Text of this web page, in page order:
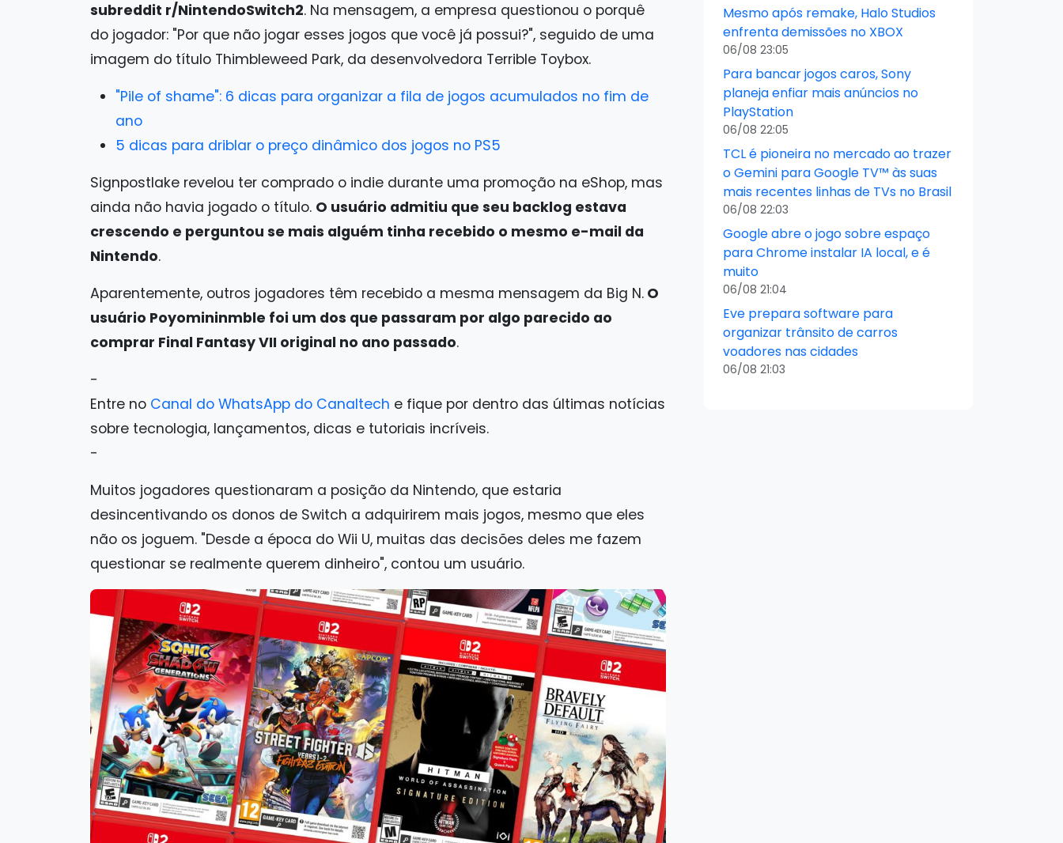
subreddit r/NintendoSwitch2. Na mensagem, a empresa questionou o porquê
do jogador: "Por que não jogar esses jogos que você já possui?", seguido de uma
imagem do título Thimbleweed Park, da desenvolvedora Terrible Toybox.
"Pile of shame": 6 dicas para organizar a fila de jogos acumulados no fim de
ano
5 dicas para driblar o preço dinâmico dos jogos no PS5
Signpostlake revelou ter comprado o indie durante uma promoção na eShop, mas
ainda não havia jogado o título. O usuário admitiu que seu backlog estava
crescendo e perguntou se mais alguém tinha recebido o mesmo e-mail da
Nintendo.
Aparentemente, outros jogadores têm recebido a mesma mensagem da Big N. O
usuário Poyomininmble foi um dos que passaram por algo parecido ao
comprar Final Fantasy VII original no ano passado.
-
Entre no Canal do WhatsApp do Canaltech e fique por dentro das últimas notícias
sobre tecnologia, lançamentos, dicas e tutoriais incríveis.
-
Muitos jogadores questionaram a posição da Nintendo, que estaria
desincentivando os donos de Switch a adquirirem mais jogos, mesmo que eles
não os joguem. "Desde a época do Wii U, muitas das decisões deles me fazem
questionar se realmente querem dinheiro", contou um usuário.
Mesmo após remake, Halo Studios
enfrenta demissões no XBOX
06/08 23:05
Para bancar jogos caros, Sony
planeja enfiar mais anúncios no
PlayStation
06/08 22:05
TCL é pioneira no mercado ao trazer
o Gemini para Google TV™ às suas
mais recentes linhas de TVs no Brasil
06/08 22:03
Google abre o jogo sobre espaço
para Chrome instalar IA local, e é
muito
06/08 21:04
Eve prepara software para
organizar trânsito de carros
voadores nas cidades
06/08 21:03